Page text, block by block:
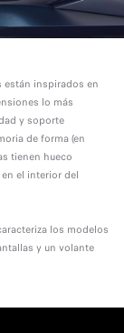
están inspirados en
lo más
y soporte
de forma (en
tienen hueco
el interior del
los modelos
y un volante